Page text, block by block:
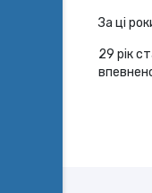
За ці
29 рік